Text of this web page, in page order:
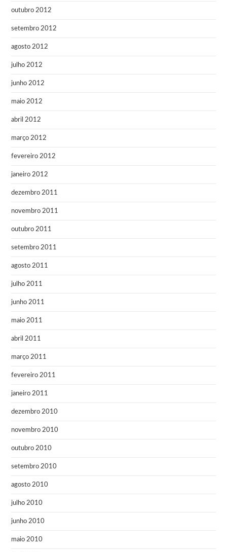
outubro 2012
setembro 2012
agosto 2012
julho 2012
junho 2012
maio 2012
abril 2012
março 2012
fevereiro 2012
janeiro 2012
dezembro 2011
novembro 2011
outubro 2011
setembro 2011
agosto 2011
julho 2011
junho 2011
maio 2011
abril 2011
março 2011
fevereiro 2011
janeiro 2011
dezembro 2010
novembro 2010
outubro 2010
setembro 2010
agosto 2010
julho 2010
junho 2010
maio 2010